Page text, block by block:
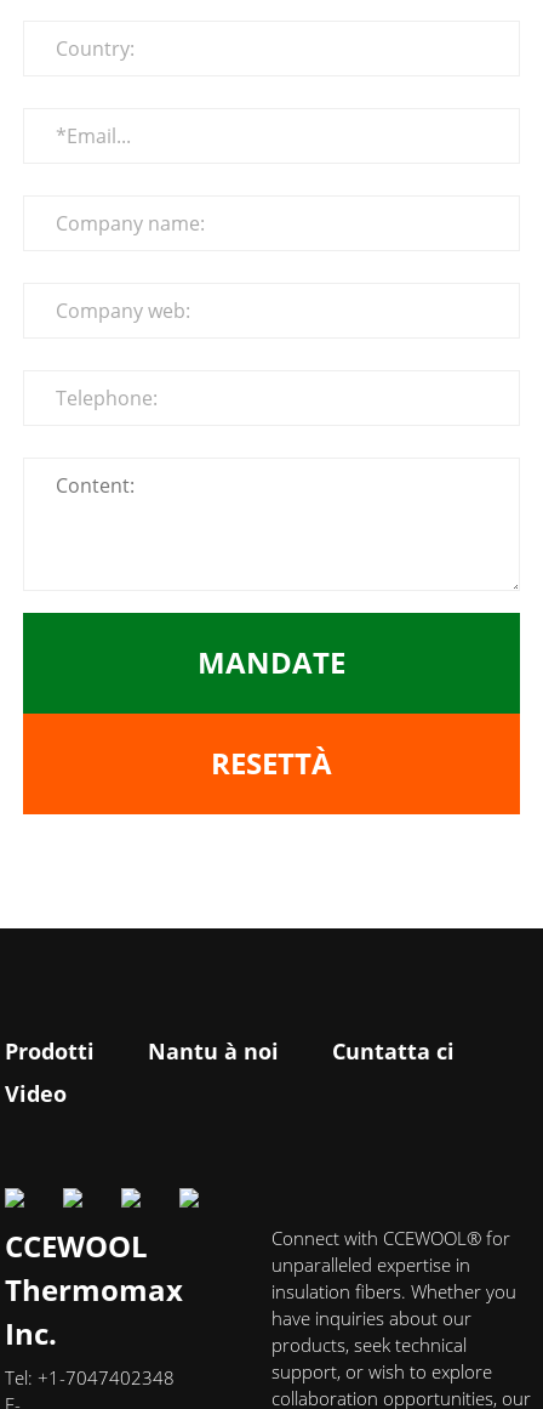
MANDATE
RESETTÀ
Prodotti Nantu à noi
Cuntatta ci
Video
CCEWOOL
Thermomax
Inc.
Tel: +1-7047402348
E-
Connect with CCEWOOL® for
unparalleled expertise in
insulation fibers. Whether you
have inquiries about our
products, seek technical
support, or wish to explore
collaboration opportunities, our